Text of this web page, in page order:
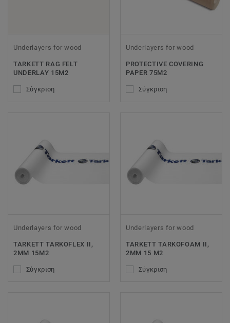
Underlayers for wood
TARKETT RAG FELT
UNDERLAY 15M2
Σύγκριση
Underlayers for wood
PROTECTIVE COVERING
PAPER 75M2
Σύγκριση
Underlayers for wood
TARKETT TARKOFLEX II,
2MM 15M2
Σύγκριση
Underlayers for wood
TARKETT TARKOFOAM II,
2MM 15 M2
Σύγκριση